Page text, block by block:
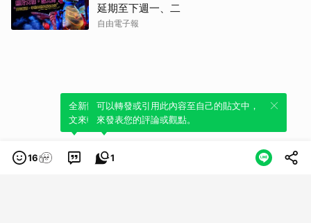
延期至下週一、二
自由電子報
16
全新體驗！一鍵引用此內容，透過發布貼
文來輕鬆表達個人立場。
1
可以轉發或引用此內容至自己的貼文中，
來發表您的評論或觀點。